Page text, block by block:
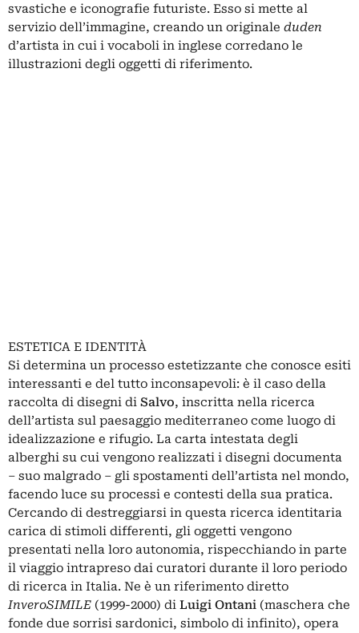
svastiche e iconografie futuriste. Esso si mette al
servizio dell’immagine, creando un originale duden
d’artista in cui i vocaboli in inglese corredano le
illustrazioni degli oggetti di riferimento.
ESTETICA E IDENTITÀ
Si determina un processo estetizzante che conosce esiti
interessanti e del tutto inconsapevoli: è il caso della
raccolta di disegni di Salvo, inscritta nella ricerca
dell’artista sul paesaggio mediterraneo come luogo di
idealizzazione e rifugio. La carta intestata degli
alberghi su cui vengono realizzati i disegni documenta
– suo malgrado – gli spostamenti dell’artista nel mondo,
facendo luce su processi e contesti della sua pratica.
Cercando di destreggiarsi in questa ricerca identitaria
carica di stimoli differenti, gli oggetti vengono
presentati nella loro autonomia, rispecchiando in parte
il viaggio intrapreso dai curatori durante il loro periodo
di ricerca in Italia. Ne è un riferimento diretto
InveroSIMILE (1999-2000) di Luigi Ontani (maschera che
fonde due sorrisi sardonici, simbolo di infinito), opera